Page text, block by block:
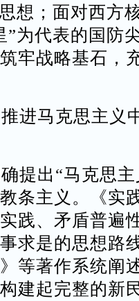
想；面对西方
”为代表的国防
牢战略基石，
进马克思主义
提出“马克思主
条主义。《实
践、矛盾普遍
求是的思想路
等著作系统阐
建起完整的新